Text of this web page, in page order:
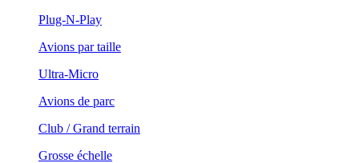
Plug-N-Play
Avions par taille
Ultra-Micro
Avions de parc
Club / Grand terrain
Grosse échelle